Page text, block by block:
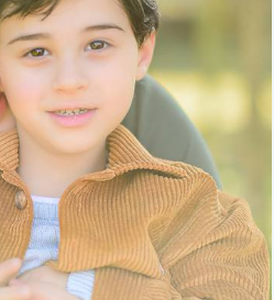
574 0